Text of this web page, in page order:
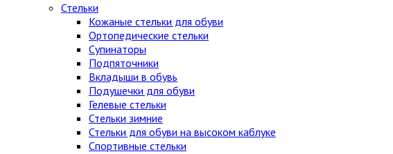
Стельки
Кожаные стельки для обуви
Ортопедические стельки
Супинаторы
Подпяточники
Вкладыши в обувь
Подушечки для обуви
Гелевые стельки
Стельки зимние
Стельки для обуви на высоком каблуке
Спортивные стельки